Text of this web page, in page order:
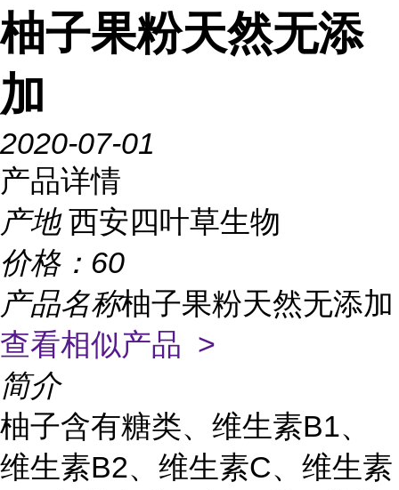
柚子果粉天然无添
加
2020-07-01
产品详情
产地 西安四叶草生物
价格： 60
产品名称柚子果粉天然无添加
查看相似产品 >
简介
柚子含有糖类、维生素B1、
维生素B2、维生素C、维生素